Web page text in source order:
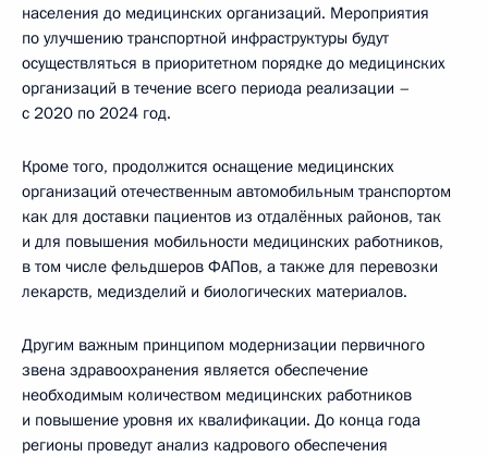
населения до медицинских организаций. Мероприятия
по улучшению транспортной инфраструктуры будут
осуществляться в приоритетном порядке до медицинских
организаций в течение всего периода реализации –
с 2020 по 2024 год.
Кроме того, продолжится оснащение медицинских
организаций отечественным автомобильным транспортом
как для доставки пациентов из отдалённых районов, так
и для повышения мобильности медицинских работников,
в том числе фельдшеров ФАПов, а также для перевозки
лекарств, медизделий и биологических материалов.
Другим важным принципом модернизации первичного
звена здравоохранения является обеспечение
необходимым количеством медицинских работников
и повышение уровня их квалификации. До конца года
регионы проведут анализ кадрового обеспечения